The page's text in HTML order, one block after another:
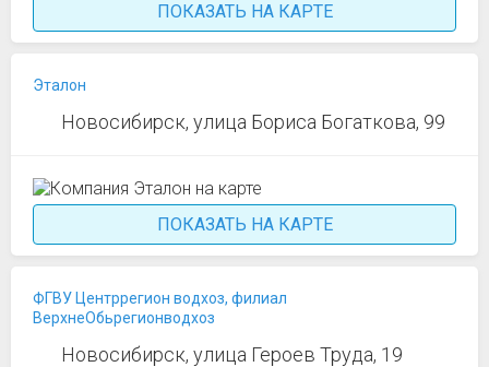
ПОКАЗАТЬ НА КАРТЕ
Эталон
Новосибирск, улица Бориса Богаткова, 99
ПОКАЗАТЬ НА КАРТЕ
ФГВУ Центррегион водхоз, филиал
ВерхнеОбьрегионводхоз
Новосибирск, улица Героев Труда, 19